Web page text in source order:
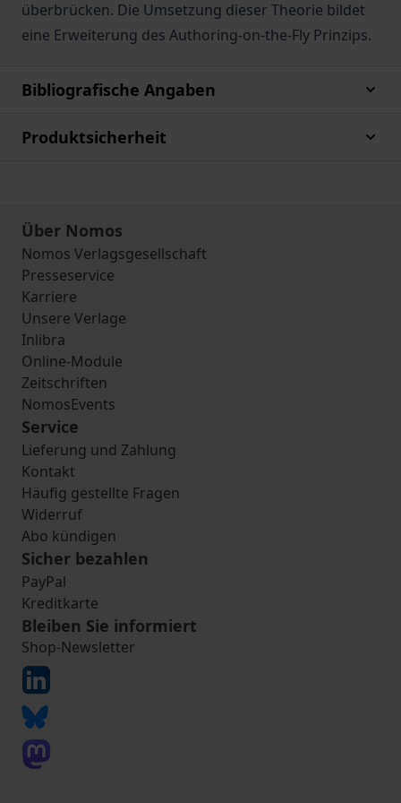
überbrücken. Die Umsetzung dieser Theorie bildet
eine Erweiterung des Authoring-on-the-Fly Prinzips.
Bibliografische Angaben
Produktsicherheit
Über Nomos
Nomos Verlagsgesellschaft
Presseservice
Karriere
Unsere Verlage
Inlibra
Online-Module
Zeitschriften
NomosEvents
Service
Lieferung und Zahlung
Kontakt
Häufig gestellte Fragen
Widerruf
Abo kündigen
Sicher bezahlen
PayPal
Kreditkarte
Bleiben Sie informiert
Shop-Newsletter